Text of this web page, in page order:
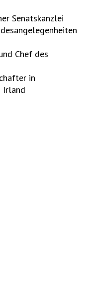
Senatskanzlei
Chef des
in
Irland